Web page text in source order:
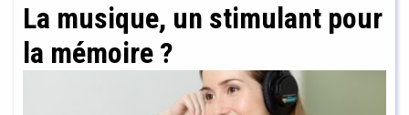
La musique, un stimulant pour
la mémoire ?